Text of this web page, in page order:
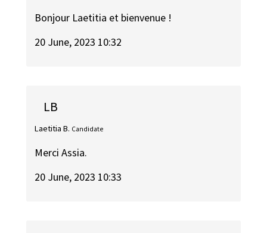
Bonjour Laetitia et bienvenue !
20 June, 2023 10:32
LB
Laetitia B. Candidate
Merci Assia.
20 June, 2023 10:33